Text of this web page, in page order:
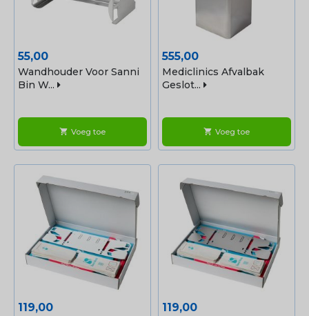
Prijs
55,00
Wandhouder Voor Sanni
Bin W...
shopping_cart Voeg toe
Prijs
555,00
Mediclinics Afvalbak
Geslot...
shopping_cart Voeg toe
Prijs
119,00 Prijs
119,00